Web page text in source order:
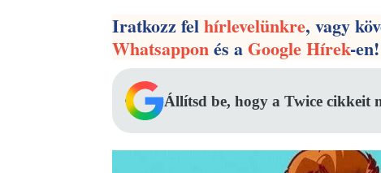
Iratkozz felhírlevelünkre, vagy
Whatsapponés aGoogle Hírek-en!
Állítsd be, hogy a Twice cikkeit